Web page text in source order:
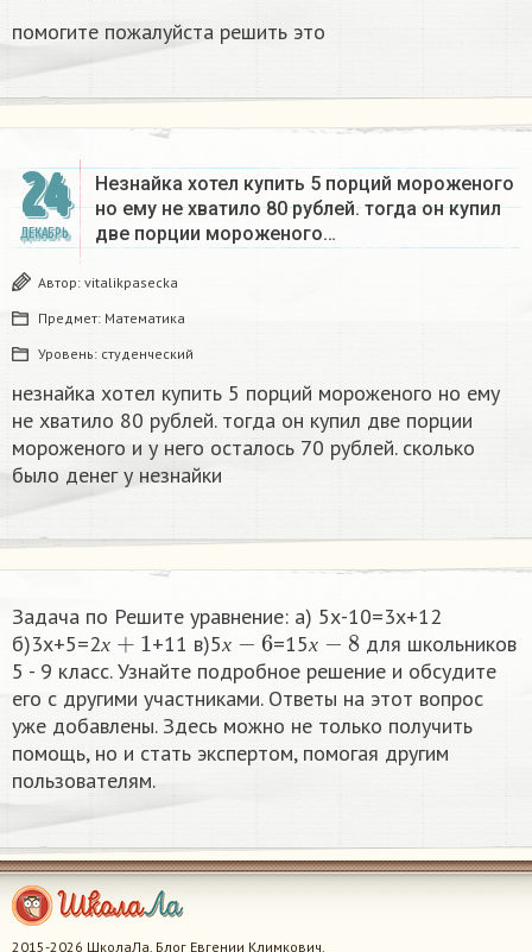
помогите пожалуйста решить это
24
ДЕКАБРЬ
Незнайка хотел купить 5 порций мороженого
но ему не хватило 80 рублей. тогда он купил
две порции мороженого…
Автор: vitalikpasecka
Предмет: Математика
Уровень: студенческий
незнайка хотел купить 5 порций мороженого но ему
не хватило 80 рублей. тогда он купил две порции
мороженого и у него осталось 70 рублей. сколько
было денег у незнайки
Задача по Решите уравнение: а) 5х-10=3х+12
б)3х+5=2х
х +1
+11 в)5х
х−6
=15х
х−8
​ для школьников
5 - 9 класс. Узнайте подробное решение и обсудите
его с другими участниками. Ответы на этот вопрос
уже добавлены. Здесь можно не только получить
помощь, но и стать экспертом, помогая другим
пользователям.
2015-2026 ШколаЛа. Блог Евгении Климкович.